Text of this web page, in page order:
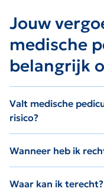
Jouw
medische
belangrijk
Valt medische
risico?
Wanneer heb ik
Waar kan ik terecht?